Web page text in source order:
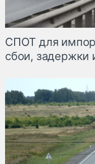
СПОТ для
сбои, задержки